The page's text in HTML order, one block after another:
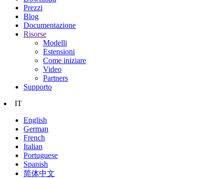
Prezzi
Blog
Documentazione
Risorse
Modelli
Estensioni
Come iniziare
Video
Partners
Supporto
IT
English
German
French
Italian
Portuguese
Spanish
简体中文